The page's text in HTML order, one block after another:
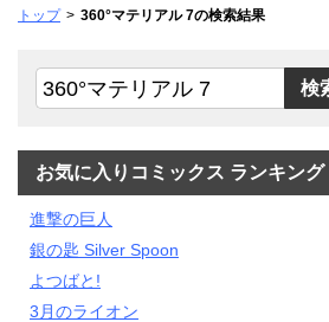
トップ 360°マテリアル 7の検索結果
お気に入りコミックス ランキング
進撃の巨人
銀の匙 Silver Spoon
よつばと!
3月のライオン